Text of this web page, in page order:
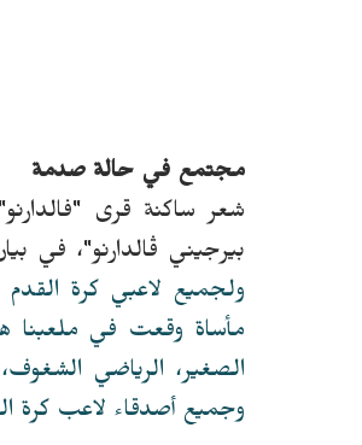
مجتمع في حالة صدمة
شعر ساكنة قرى
بيرجيني ڤالدارنو"، في
ولجميع لاعبي كرة
مأساة وقعت في ملعبنا
الصغير، الرياضي
وجميع أصدقاء لاعب كرة